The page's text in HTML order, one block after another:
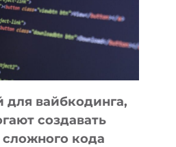
вайбкодинга,
создавать
кода